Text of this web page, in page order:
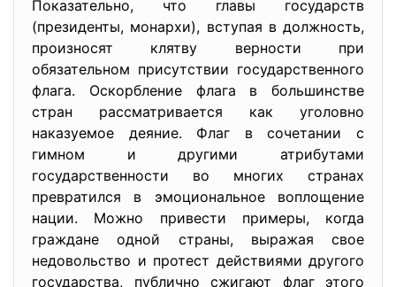
Показательно, что главы государств
(президенты, монархи), вступая в должность,
произносят клятву верности при
обязательном присутствии государственного
флага. Оскорбление флага в большинстве
стран рассматривается как уголовно
наказуемое деяние. Флаг в сочетании с
гимном и другими атрибутами
государственности во многих странах
превратился в эмоциональное воплощение
нации. Можно привести примеры, когда
граждане одной страны, выражая свое
недовольство и протест действиями другого
государства, публично сжигают флаг этого